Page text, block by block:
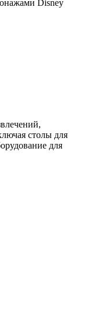
Disney
столы для
для